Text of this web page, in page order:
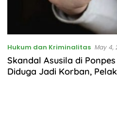
Hukum dan Kriminalitas May 4,
Skandal Asusila di
Diduga Jadi Korban,